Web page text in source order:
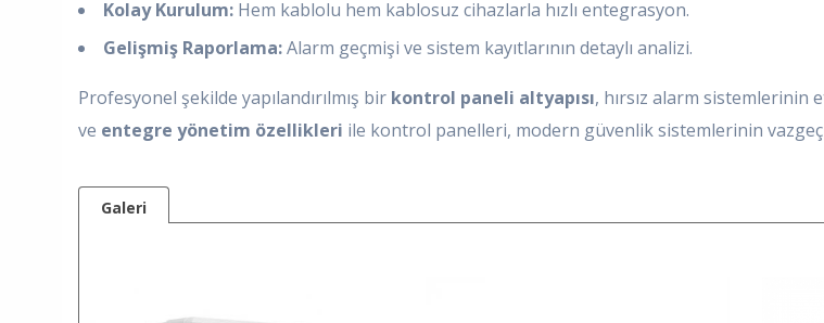
Kolay Kurulum: Hem kablolu hem kablosuz cihazlarla hızlı entegrasyon.
Gelişmiş Raporlama:Alarm geçmişi ve sistem kayıtlarının detaylı analizi.
Profesyonel şekilde yapılandırılmış bir kontrol paneli altyapısı, hırsız alarm sistemlerinin
ve entegre yönetim özellikleri ile kontrol panelleri, modern güvenlik sistemlerinin
Galeri